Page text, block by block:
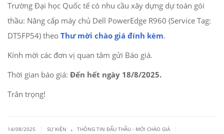
Trường Đại học Quốc tế có nhu cầu xây dựng dự toán gói
thầu: Nâng cấp máy chủ Dell PowerEdge R960 (Service Tag:
DT5FP54) theo Thư mời chào giá đính kèm.
Kính mời các đơn vị quan tâm gửi Báo giá.
Thời gian báo giá: Đến hết ngày 18/8/2025.
Trân trọng!
14/08/2025 SỰ KIỆN . THÔNG TIN ĐẤU THẦU - MỜI CHÀO GIÁ